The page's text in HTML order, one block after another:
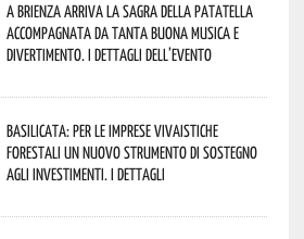
A Brienza arriva la Sagra della Patatella
accompagnata da tanta buona musica e
divertimento. I dettagli dell’evento
Basilicata: per le imprese vivaistiche
forestali un nuovo strumento di sostegno
agli investimenti. I dettagli